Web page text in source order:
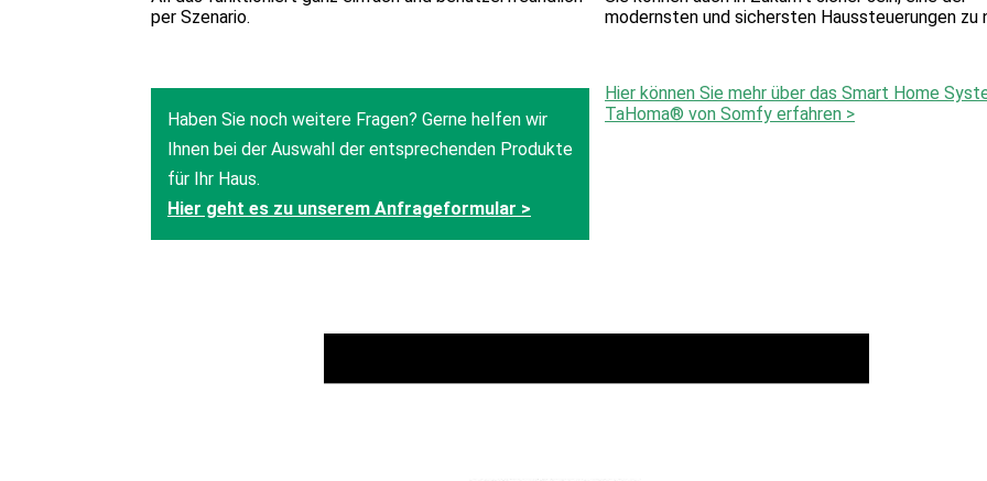
per Szenario.
modernsten und sichersten Haussteuerungen zu
Hier können Sie mehr über das Smart Home
TaHoma® von Somfy erfahren >